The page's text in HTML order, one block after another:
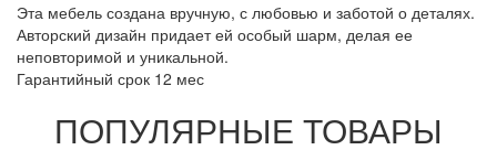
Эта мебель создана вручную, с любовью и заботой о деталях.
Авторский дизайн придает ей особый шарм, делая ее
неповторимой и уникальной.
Гарантийный срок 12 мес
ПОПУЛЯРНЫЕ ТОВАРЫ